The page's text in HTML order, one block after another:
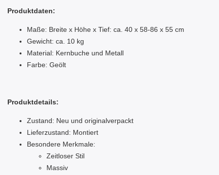
Produktdaten:
Maße: Breite x Höhe x Tief: ca. 40 x 58-86 x 55 cm
Gewicht: ca. 10 kg
Material: Kernbuche und Metall
Farbe: Geölt
Produktdetails:
Zustand: Neu und originalverpackt
Lieferzustand: Montiert
Besondere Merkmale:
Zeitloser Stil
Massiv